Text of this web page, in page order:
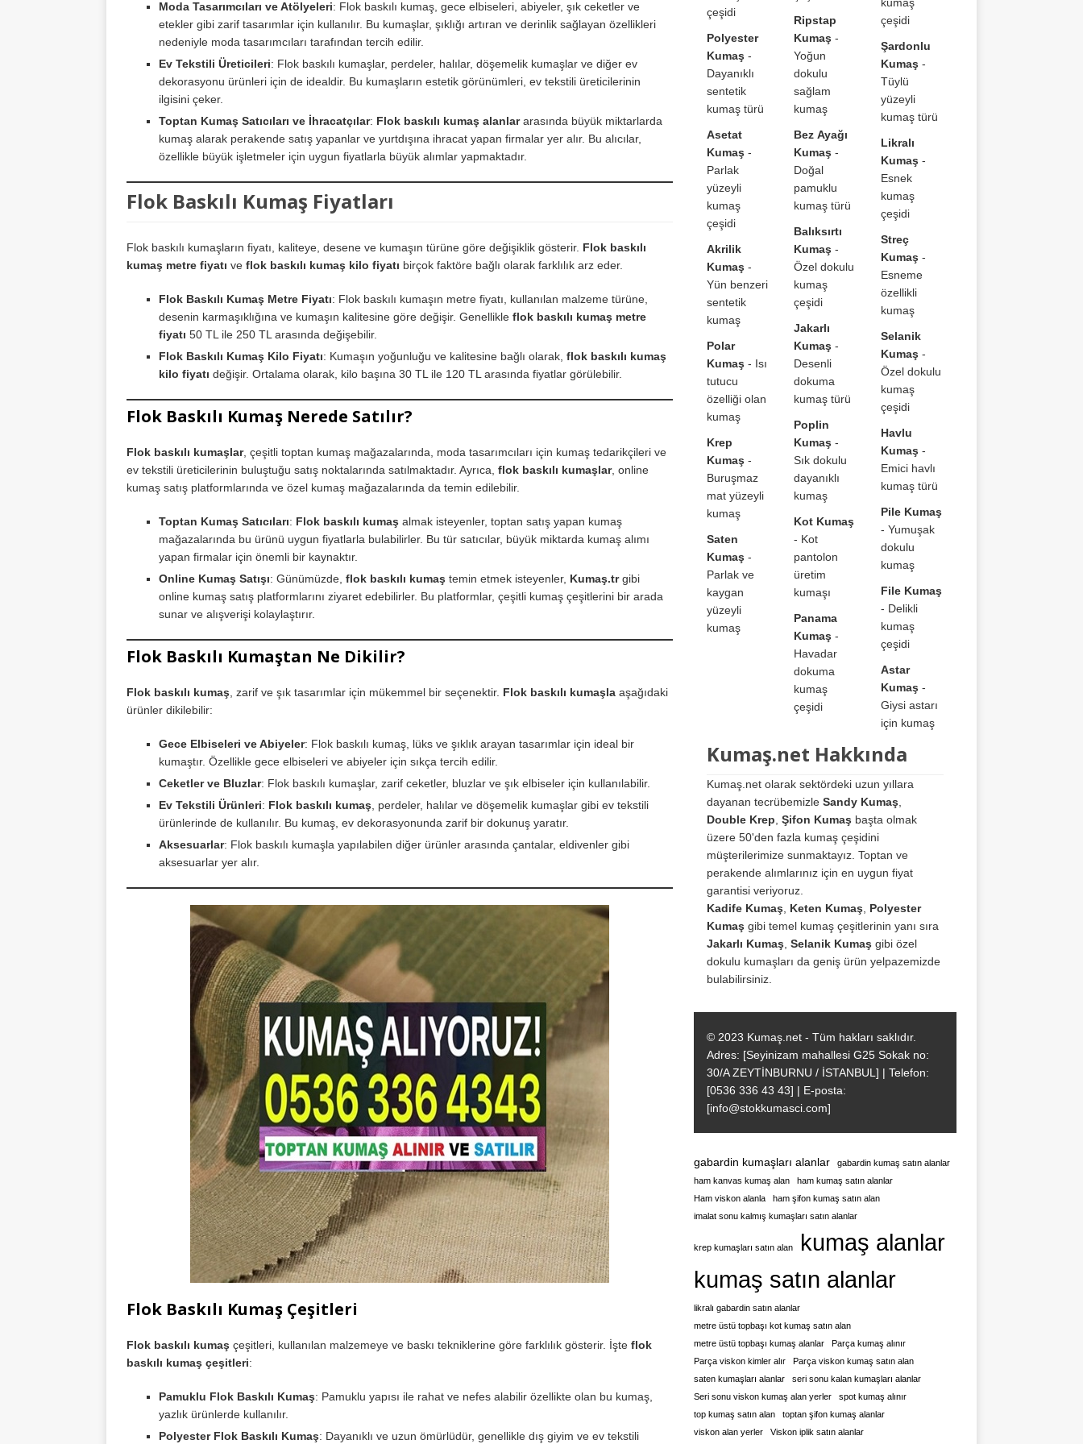
Moda Tasarımcıları ve Atölyeleri: Flok baskılı kumaş, gece elbiseleri, abiyeler, şık ceketler ve
etekler gibi zarif tasarımlar için kullanılır. Bu kumaşlar, şıklığı artıran ve derinlik sağlayan özellikleri
nedeniyle moda tasarımcıları tarafından tercih edilir.
Ev Tekstili Üreticileri: Flok baskılı kumaşlar, perdeler, halılar, döşemelik kumaşlar ve diğer ev
dekorasyonu ürünleri için de idealdir. Bu kumaşların estetik görünümleri, ev tekstili üreticilerinin
ilgisini çeker.
Toptan Kumaş Satıcıları ve İhracatçılar: Flok baskılı kumaş alanlararasında büyük miktarlarda
kumaş alarak perakende satış yapanlar ve yurtdışına ihracat yapan firmalar yer alır. Bu alıcılar,
özellikle büyük işletmeler için uygun fiyatlarla büyük alımlar yapmaktadır.
Flok Baskılı Kumaş Fiyatları
Flok baskılı kumaşların fiyatı, kaliteye, desene ve kumaşın türüne göre değişiklik gösterir. Flok baskılı
kumaş metre fiyatı ve flok baskılı kumaş kilo fiyatı birçok faktöre bağlı olarak farklılık arz eder.
Flok Baskılı Kumaş Metre Fiyatı: Flok baskılı kumaşın metre fiyatı, kullanılan malzeme türüne,
desenin karmaşıklığına ve kumaşın kalitesine göre değişir. Genellikle flok baskılı kumaş metre
fiyatı 50 TL ile 250 TL arasında değişebilir.
Flok Baskılı Kumaş Kilo Fiyatı: Kumaşın yoğunluğu ve kalitesine bağlı olarak, flok baskılı kumaş
kilo fiyatı değişir. Ortalama olarak, kilo başına 30 TL ile 120 TL arasında fiyatlar görülebilir.
Flok Baskılı Kumaş Nerede Satılır?
Flok baskılı kumaşlar, çeşitli toptan kumaş mağazalarında, moda tasarımcıları için kumaş tedarikçileri ve
ev tekstili üreticilerinin buluştuğu satış noktalarında satılmaktadır. Ayrıca, flok baskılı kumaşlar, online
kumaş satış platformlarında ve özel kumaş mağazalarında da temin edilebilir.
Toptan Kumaş Satıcıları: Flok baskılı kumaş almak isteyenler, toptan satış yapan kumaş
mağazalarında bu ürünü uygun fiyatlarla bulabilirler. Bu tür satıcılar, büyük miktarda kumaş alımı
yapan firmalar için önemli bir kaynaktır.
Online Kumaş Satışı: Günümüzde, flok baskılı kumaş temin etmek isteyenler, Kumaş.trgibi
online kumaş satış platformlarını ziyaret edebilirler. Bu platformlar, çeşitli kumaş çeşitlerini bir arada
sunar ve alışverişi kolaylaştırır.
Flok Baskılı Kumaştan Ne Dikilir?
Flok baskılı kumaş , zarif ve şık tasarımlar için mükemmel bir seçenektir. Flok baskılı kumaşla aşağıdaki
ürünler dikilebilir:
Gece Elbiseleri ve Abiyeler: Flok baskılı kumaş, lüks ve şıklık arayan tasarımlar için ideal bir
kumaştır. Özellikle gece elbiseleri ve abiyeler için sıkça tercih edilir.
Ceketler ve Bluzlar: Flok baskılı kumaşlar, zarif ceketler, bluzlar ve şık elbiseler için kullanılabilir.
Ev Tekstili Ürünleri: Flok baskılı kumaş , perdeler, halılar ve döşemelik kumaşlar gibi ev tekstili
ürünlerinde de kullanılır. Bu kumaş, ev dekorasyonunda zarif bir dokunuş yaratır.
Aksesuarlar: Flok baskılı kumaşla yapılabilen diğer ürünler arasında çantalar, eldivenler gibi
aksesuarlar yer alır.
Flok Baskılı Kumaş Çeşitleri
Flok baskılı kumaş çeşitleri, kullanılan malzemeye ve baskı tekniklerine göre farklılık gösterir. İşte flok
baskılı kumaş çeşitleri:
Pamuklu Flok Baskılı Kumaş: Pamuklu yapısı ile rahat ve nefes alabilir özellikte olan bu kumaş,
yazlık ürünlerde kullanılır.
Polyester Flok Baskılı Kumaş: Dayanıklı ve uzun ömürlüdür, genellikle dış giyim ve ev tekstili
çeşidi
Polyester
Kumaş -
Dayanıklı
sentetik
kumaş türü
Asetat
Kumaş -
Parlak
yüzeyli
kumaş
çeşidi
Akrilik
Kumaş -
Yün benzeri
sentetik
kumaş
Polar
Kumaş - Isı
tutucu
özelliği olan
kumaş
Krep
Kumaş -
Buruşmaz
mat yüzeyli
kumaş
Saten
Kumaş -
Parlak ve
kaygan
yüzeyli
kumaş
Ripstap
Kumaş -
Yoğun
dokulu
sağlam
kumaş
Bez Ayağı
Kumaş -
Doğal
pamuklu
kumaş türü
Balıksırtı
Kumaş -
Özel dokulu
kumaş
çeşidi
Jakarlı
Kumaş -
Desenli
dokuma
kumaş türü
Poplin
Kumaş -
Sık dokulu
dayanıklı
kumaş
Kot Kumaş
- Kot
pantolon
üretim
kumaşı
Panama
Kumaş -
Havadar
dokuma
kumaş
çeşidi
çeşidi
Şardonlu
Kumaş -
Tüylü
yüzeyli
kumaş türü
Likralı
Kumaş -
Esnek
kumaş
çeşidi
Streç
Kumaş -
Esneme
özellikli
kumaş
Selanik
Kumaş -
Özel dokulu
kumaş
çeşidi
Havlu
Kumaş -
Emici havlı
kumaş türü
Pile Kumaş
- Yumuşak
dokulu
kumaş
File Kumaş
- Delikli
kumaş
çeşidi
Astar
Kumaş -
Giysi astarı
için kumaş
Kumaş.net Hakkında
Kumaş.net olarak sektördeki uzun yıllara
dayanan tecrübemizleSandy Kumaş
Double Krep ,Şifon Kumaş başta olmak
üzere 50'den fazla kumaş çeşidini
müşterilerimize sunmaktayız. Toptan ve
perakende alımlarınız için en uygun fiyat
garantisi veriyoruz.
Kadife Kumaş
Keten Kumaş
Polyester
Kumaş gibi temel kumaş çeşitlerinin yanı sıra
Jakarlı Kumaş ,Selanik Kumaş gibi özel
dokulu kumaşları da geniş ürün yelpazemizde
bulabilirsiniz.
© 2023 Kumaş.net - Tüm hakları saklıdır.
Adres: [Seyinizam mahallesi G25 Sokak no:
30/A ZEYTİNBURNU / İSTANBUL] | Telefon:
[0536 336 43 43] | E-posta:
[info@stokkumasci.com]
gabardin kumaşları alanlar
gabardin kumaş satın alanlar
ham kanvas kumaş alan
ham kumaş satın alanlar
Ham viskon alanla
ham şifon kumaş satın alan
imalat sonu kalmış kumaşları satın alanlar
krep kumaşları satın alan
kumaş alanlar
kumaş satın alanlar
likralı gabardin satın alanlar
metre üstü topbaşı kot kumaş satın alan
metre üstü topbaşı kumaş alanlar
Parça kumaş alınır
Parça viskon kimler alır
Parça viskon kumaş satın alan
saten kumaşları alanlar
seri sonu kalan kumaşları alanlar
Seri sonu viskon kumaş alan yerler
spot kumaş alınır
top kumaş satın alan
toptan şifon kumaş alanlar
viskon alan yerler
Viskon iplik satın alanlar